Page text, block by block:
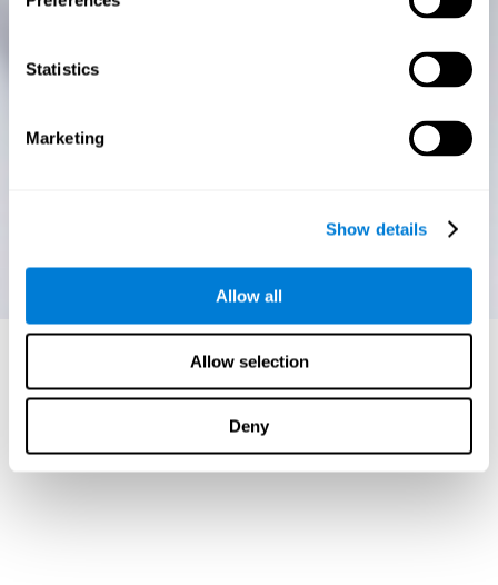
Statistics
Marketing
Show details
Allow all
Allow selection
Deny